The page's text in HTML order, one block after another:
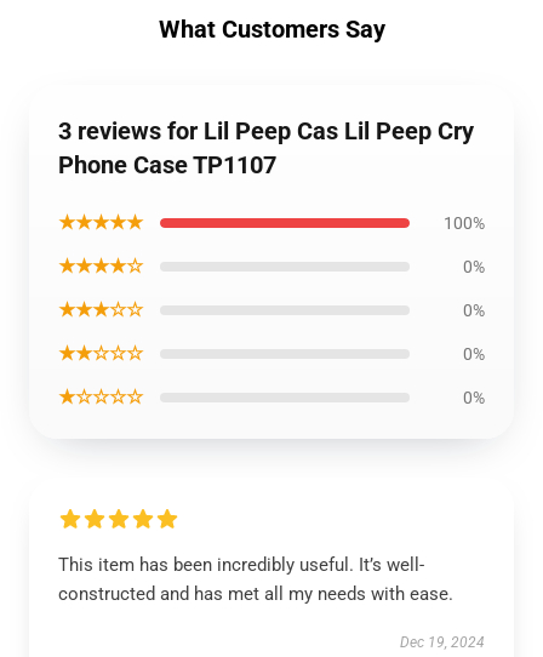
What Customers Say
3 reviews for Lil Peep Cas Lil Peep Cry
Phone Case TP1107
★★★★★ 100%
★★★★☆ 0%
★★★☆☆ 0%
★★☆☆☆ 0%
★☆☆☆☆ 0%
This item has been incredibly useful. It’s well-
constructed and has met all my needs with ease.
Dec 19, 2024